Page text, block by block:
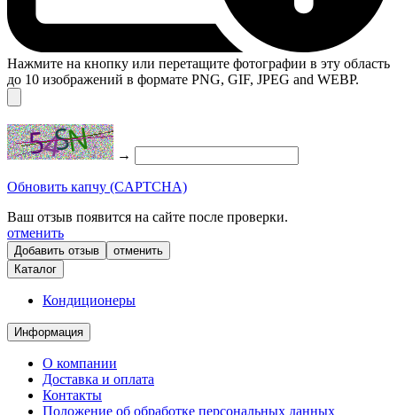
Нажмите на кнопку или перетащите фотографии в эту область
до 10 изображений в формате PNG, GIF, JPEG and WEBP.
→
Обновить капчу (CAPTCHA)
Ваш отзыв появится на сайте после проверки.
отменить
отменить
Каталог
Кондиционеры
Информация
О компании
Доставка и оплата
Контакты
Положение об обработке персональных данных